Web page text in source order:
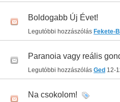
Boldogabb Új Évet!
Legutóbbi hozzászólás Fekete-
Paranoia vagy reális
Legutóbbi hozzászólás Ged 12-
Na csokolom!